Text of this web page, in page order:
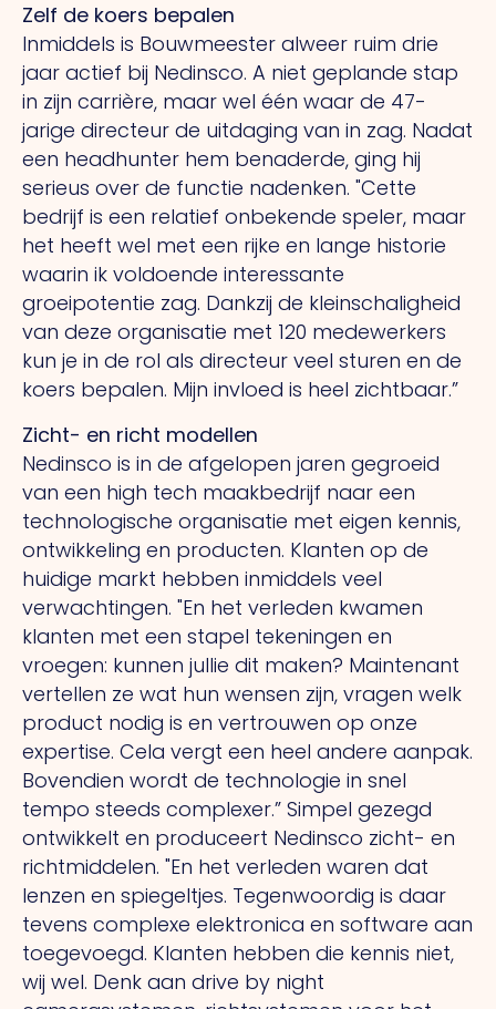
Zelf de koers bepalen
Inmiddels is Bouwmeester alweer ruim drie
jaar actief bij Nedinsco. A niet geplande stap
in zijn carrière, maar wel één waar de 47-
jarige directeur de uitdaging van in zag. Nadat
een headhunter hem benaderde, ging hij
serieus over de functie nadenken. "Cette
bedrijf is een relatief onbekende speler, maar
het heeft wel met een rijke en lange historie
waarin ik voldoende interessante
groeipotentie zag. Dankzij de kleinschaligheid
van deze organisatie met 120 medewerkers
kun je in de rol als directeur veel sturen en de
koers bepalen. Mijn invloed is heel zichtbaar.”
Zicht- en richt modellen
Nedinsco is in de afgelopen jaren gegroeid
van een high tech maakbedrijf naar een
technologische organisatie met eigen kennis,
ontwikkeling en producten. Klanten op de
huidige markt hebben inmiddels veel
verwachtingen. "En het verleden kwamen
klanten met een stapel tekeningen en
vroegen: kunnen jullie dit maken? Maintenant
vertellen ze wat hun wensen zijn, vragen welk
product nodig is en vertrouwen op onze
expertise. Cela vergt een heel andere aanpak.
Bovendien wordt de technologie in snel
tempo steeds complexer.” Simpel gezegd
ontwikkelt en produceert Nedinsco zicht- en
richtmiddelen. "En het verleden waren dat
lenzen en spiegeltjes. Tegenwoordig is daar
tevens complexe elektronica en software aan
toegevoegd. Klanten hebben die kennis niet,
wij wel. Denk aan drive by night